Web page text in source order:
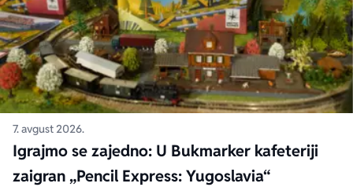
7. avgust 2026.
Igrajmo se zajedno: U Bukmarker kafeteriji
zaigran „Pencil Express: Yugoslavia“